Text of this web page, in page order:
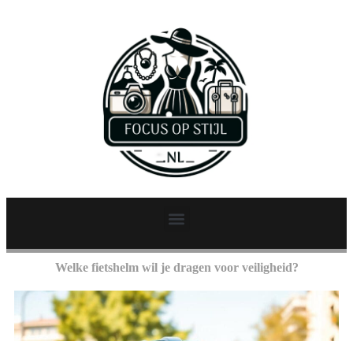
Welke fietshelm wil je dragen voor veiligheid?